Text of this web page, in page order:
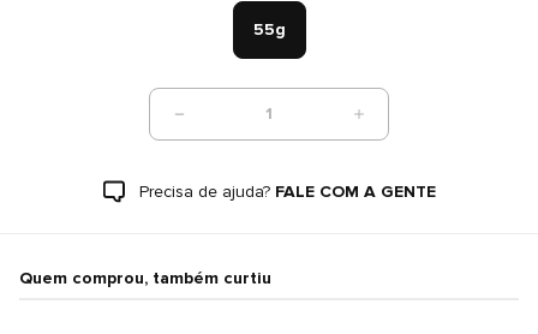
55g
1
Precisa de ajuda? FALE COM A GENTE
Quem comprou, também curtiu